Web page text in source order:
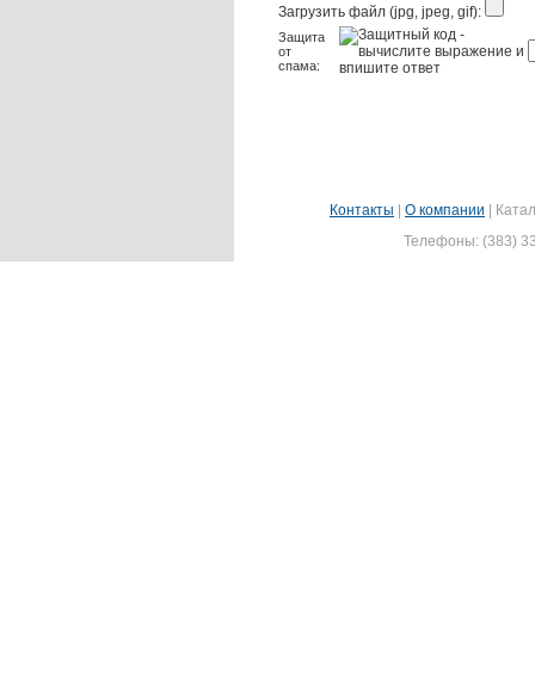
Загрузить файл (jpg, jpeg, gif):
Защита
от
спама:
Контакты О компании
Телефоны: (383)